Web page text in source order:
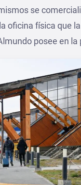
se
oficina física que
posee en la